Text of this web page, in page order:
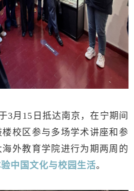
3月15日抵达南京，在宁期间
校区参与多场学术讲座和参
外教育学院进行为期两周的
中国文化与校园生活。